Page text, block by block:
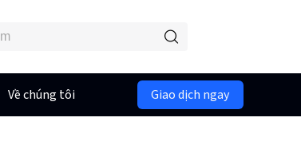
Về chúng tôi Giao dịch ngay